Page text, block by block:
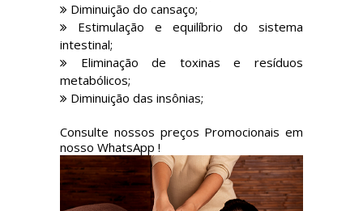
Diminuição do cansaço;
Estimulação e equilíbrio do sistema
intestinal;
Eliminação de toxinas e resíduos
metabólicos;
Diminuição das insônias;
Consulte nossos preços Promocionais em
nosso WhatsApp !